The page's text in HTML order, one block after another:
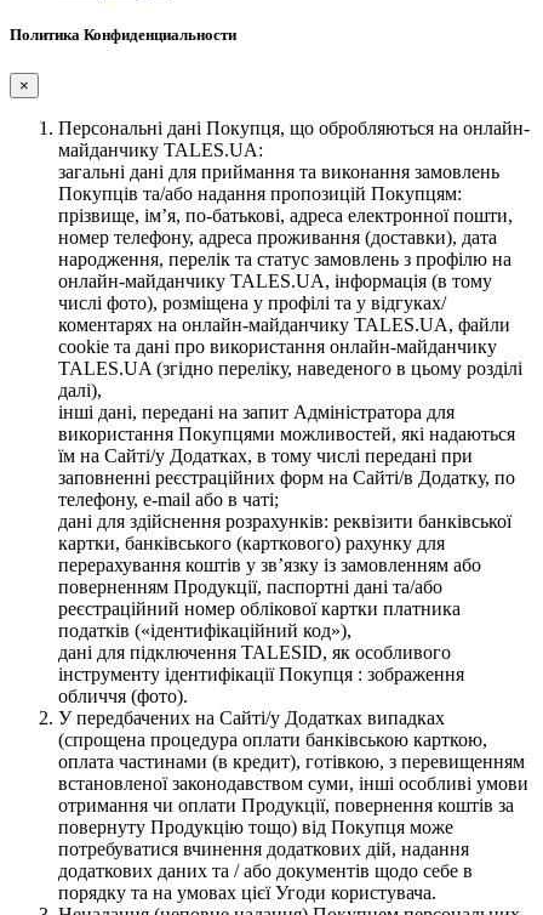
Политика Конфиденциальности
×
Персональні дані Покупця, що обробляються на онлайн-
майданчику TALES.UA:
загальні дані для приймання та виконання замовлень
Покупців та/або надання пропозицій Покупцям:
прізвище, ім’я, по-батькові, адреса електронної пошти,
номер телефону, адреса проживання (доставки), дата
народження, перелік та статус замовлень з профілю на
онлайн-майданчику TALES.UA, інформація (в тому
числі фото), розміщена у профілі та у відгуках/
коментарях на онлайн-майданчику TALES.UA, файли
cookie та дані про використання онлайн-майданчику
TALES.UA (згідно переліку, наведеного в цьому розділі
далі),
інші дані, передані на запит Адміністратора для
використання Покупцями можливостей, які надаються
їм на Сайті/у Додатках, в тому числі передані при
заповненні реєстраційних форм на Сайті/в Додатку, по
телефону, e-mail або в чаті;
дані для здійснення розрахунків: реквізити банківської
картки, банківського (карткового) рахунку для
перерахування коштів у зв’язку із замовленням або
поверненням Продукції, паспортні дані та/або
реєстраційний номер облікової картки платника
податків («ідентифікаційний код»),
дані для підключення TALESID, як особливого
інструменту ідентифікації Покупця : зображення
обличчя (фото).
У передбачених на Сайті/у Додатках випадках
(спрощена процедура оплати банківською карткою,
оплата частинами (в кредит), готівкою, з перевищенням
встановленої законодавством суми, інші особливі умови
отримання чи оплати Продукції, повернення коштів за
повернуту Продукцію тощо) від Покупця може
потребуватися вчинення додаткових дій, надання
додаткових даних та / або документів щодо себе в
порядку та на умовах цієї Угоди користувача.